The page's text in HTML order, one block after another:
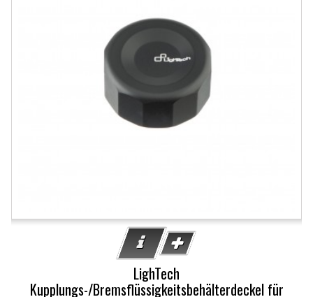
LighTech
Kupplungs-/Bremsflüssigkeitsbehälterdeckel für